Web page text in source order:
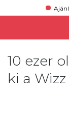
10 ezer
ki a